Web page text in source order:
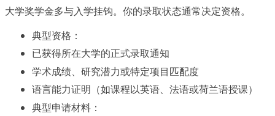
大学奖学金多与入学挂钩。你的录取状态通常决定资格。
典型资格：
已获得所在大学的正式录取通知
学术成绩、研究潜力或特定项目匹配度
语言能力证明（如课程以英语、法语或荷兰语授课）
典型申请材料：